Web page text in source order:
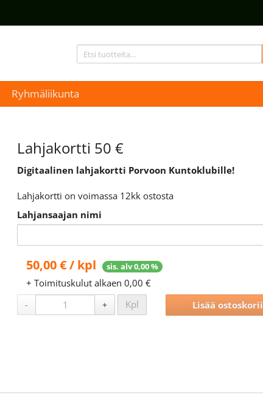
Ryhmäliikunta
Lahjakortti 50 €
Digitaalinen lahjakortti Porvoon Kuntoklubille!
Lahjakortti on voimassa 12kk ostosta
Lahjansaajan nimi
50,00 € / kpl sis. alv 0,00 %
+ Toimituskulut alkaen 0,00 €
- + Kpl Lisää